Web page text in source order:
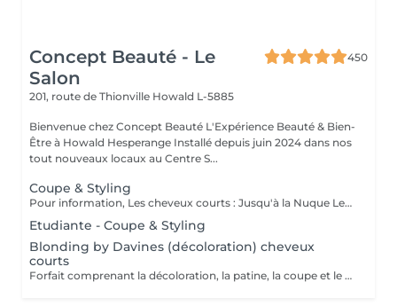
Concept Beauté - Le
Salon
450
201, route de Thionville Howald L-5885
Bienvenue chez Concept Beauté L'Expérience Beauté & Bien-
Être à Howald Hesperange Installé depuis juin 2024 dans nos
tout nouveaux locaux au Centre S...
Coupe & Styling
Pour information, Les cheveux courts : Jusqu'à la Nuque Les cheveux mi-longs : Jusqu'à l'épaule Les cheveux longs : En dessous de l'épaule Un supplément sera demandé pour les cheveux très longs, (jusqu'au milieu du dos)
Etudiante - Coupe & Styling
Blonding by Davines (décoloration) cheveux
courts
Forfait comprenant la décoloration, la patine, la coupe et le styling. Un diagnostic personnalisé sera réalisé lors de la prestation.